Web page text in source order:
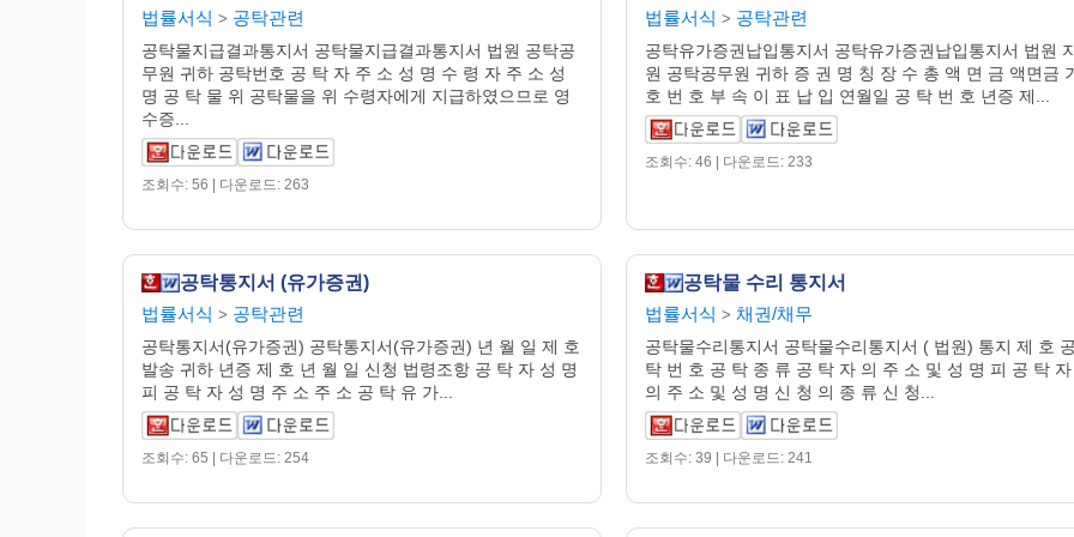
법률서식 > 공탁관련
공탁물지급결과통지서 공탁물지급결과통지서 법원 공탁공
무원 귀하 공탁번호 공 탁 자 주 소 성 명 수 령 자 주 소 성
명 공 탁 물 위 공탁물을 위 수령자에게 지급하였으므로 영
수증...
조회수: 56 | 다운로드: 263
법률서식 > 공탁관련
공탁유가증권납입통지서 공탁유가증권납입통지서 법원
원 공탁공무원 귀하 증 권 명 칭 장 수 총 액 면 금 액면금
호 번 호 부 속 이 표 납 입 연월일 공 탁 번 호 년증 제...
조회수: 46 | 다운로드: 233
공탁통지서 (유가증권)
법률서식 > 공탁관련
공탁통지서(유가증권) 공탁통지서(유가증권) 년 월 일 제 호
발송 귀하 년증 제 호 년 월 일 신청 법령조항 공 탁 자 성 명
피 공 탁 자 성 명 주 소 주 소 공 탁 유 가...
조회수: 65 | 다운로드: 254
공탁물 수리 통지서
법률서식 > 채권/채무
공탁물수리통지서 공탁물수리통지서 ( 법원) 통지 제 호 공
탁 번 호 공 탁 종 류 공 탁 자 의 주 소 및 성 명 피 공 탁 자
의 주 소 및 성 명 신 청 의 종 류 신 청...
조회수: 39 | 다운로드: 241